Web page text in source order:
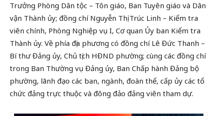
Trưởng Phòng Dân tộc – Tôn giáo, Ban Tuyên giáo và Dân
vận Thành ủy; đồng chí Nguyễn Thị Trúc Linh – Kiểm tra
viên chính, Phòng Nghiệp vụ I, Cơ quan Ủy ban Kiểm tra
Thành ủy. Về phía địa phương có đồng chí Lê Đức Thanh –
Bí thư Đảng ủy, Chủ tịch HĐND phường; cùng các đồng chí
trong Ban Thường vụ Đảng ủy, Ban Chấp hành Đảng bộ
phường, lãnh đạo các ban, ngành, đoàn thể, cấp ủy các tổ
chức đảng trực thuộc và đông đảo đảng viên tham dự.